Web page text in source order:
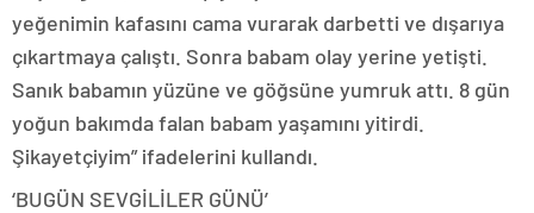
yeğenimin kafasını cama vurarak darbetti ve dışarıya
çıkartmaya çalıştı. Sonra babam olay yerine yetişti.
Sanık babamın yüzüne ve göğsüne yumruk attı. 8 gün
yoğun bakımda falan babam yaşamını yitirdi.
Şikayetçiyim” ifadelerini kullandı.
‘BUGÜN SEVGİLİLER GÜNÜ’